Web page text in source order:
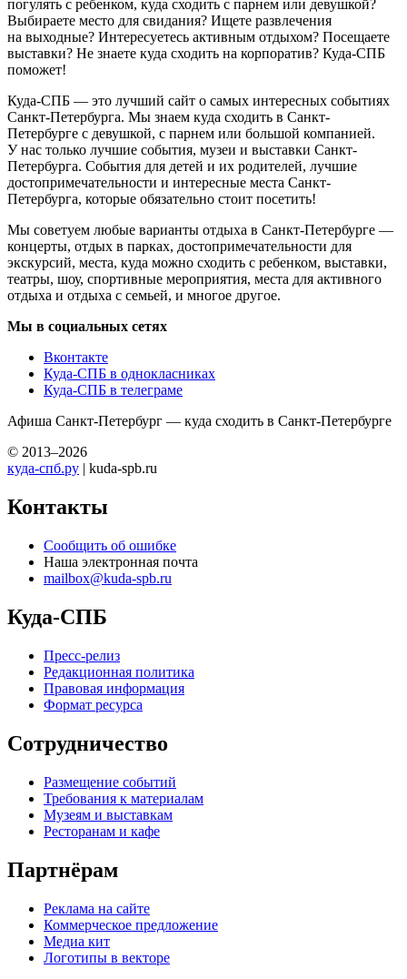
погулять с ребенком, куда сходить с парнем или девушкой?
Выбираете место для свидания? Ищете развлечения
на выходные? Интересуетесь активным отдыхом? Посещаете
выставки? Не знаете куда сходить на корпоратив? Куда-СПБ
поможет!
Куда-СПБ — это лучший сайт о самых интересных событиях
Санкт-Петербурга. Мы знаем куда сходить в Санкт-
Петербурге с девушкой, с парнем или большой компанией.
У нас только лучшие события, музеи и выставки Санкт-
Петербурга. События для детей и их родителей, лучшие
достопримечательности и интересные места Санкт-
Петербурга, которые обязательно стоит посетить!
Мы советуем любые варианты отдыха в Санкт-Петербурге —
концерты, отдых в парках, достопримечательности для
экскурсий, места, куда можно сходить с ребенком, выставки,
театры, шоу, спортивные мероприятия, места для активного
отдыха и отдыха с семьей, и многое другое.
Мы в социальных сетях
Вконтакте
Куда-СПБ в однокласниках
Куда-СПБ в телеграме
Афиша Санкт-Петербург — куда сходить в Санкт-Петербурге
© 2013–2026
куда-спб.ру | kuda-spb.ru
Контакты
Сообщить об ошибке
Наша электронная почта
mailbox@kuda-spb.ru
Куда-СПБ
Пресс-релиз
Редакционная политика
Правовая информация
Формат ресурса
Сотрудничество
Размещение событий
Требования к материалам
Музеям и выставкам
Ресторанам и кафе
Партнёрам
Реклама на сайте
Коммерческое предложение
Медиа кит
Логотипы в векторе